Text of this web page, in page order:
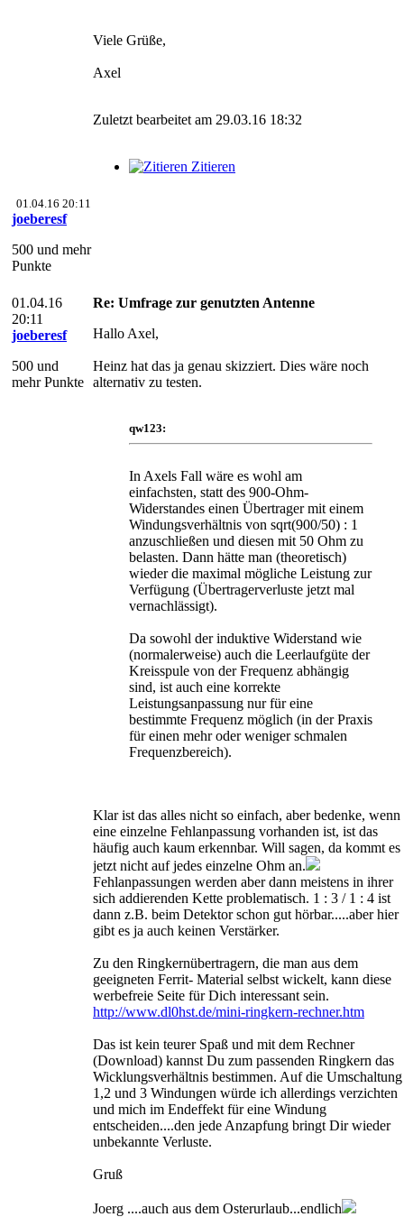
Viele Grüße,
Axel
Zuletzt bearbeitet am 29.03.16 18:32
Zitieren
01.04.16 20:11
joeberesf
500 und mehr
Punkte
01.04.16
20:11
joeberesf
500 und
mehr Punkte
Re: Umfrage zur genutzten Antenne
Hallo Axel,
Heinz hat das ja genau skizziert. Dies wäre noch
alternativ zu testen.
qw123:
In Axels Fall wäre es wohl am
einfachsten, statt des 900-Ohm-
Widerstandes einen Übertrager mit einem
Windungsverhältnis von sqrt(900/50) : 1
anzuschließen und diesen mit 50 Ohm zu
belasten. Dann hätte man (theoretisch)
wieder die maximal mögliche Leistung zur
Verfügung (Übertragerverluste jetzt mal
vernachlässigt).
Da sowohl der induktive Widerstand wie
(normalerweise) auch die Leerlaufgüte der
Kreisspule von der Frequenz abhängig
sind, ist auch eine korrekte
Leistungsanpassung nur für eine
bestimmte Frequenz möglich (in der Praxis
für einen mehr oder weniger schmalen
Frequenzbereich).
Klar ist das alles nicht so einfach, aber bedenke, wenn
eine einzelne Fehlanpassung vorhanden ist, ist das
häufig auch kaum erkennbar. Will sagen, da kommt es
jetzt nicht auf jedes einzelne Ohm an.
Fehlanpassungen werden aber dann meistens in ihrer
sich addierenden Kette problematisch. 1 : 3 / 1 : 4 ist
dann z.B. beim Detektor schon gut hörbar.....aber hier
gibt es ja auch keinen Verstärker.
Zu den Ringkernübertragern, die man aus dem
geeigneten Ferrit- Material selbst wickelt, kann diese
werbefreie Seite für Dich interessant sein.
http://www.dl0hst.de/mini-ringkern-rechner.htm
Das ist kein teurer Spaß und mit dem Rechner
(Download) kannst Du zum passenden Ringkern das
Wicklungsverhältnis bestimmen. Auf die Umschaltung
1,2 und 3 Windungen würde ich allerdings verzichten
und mich im Endeffekt für eine Windung
entscheiden....den jede Anzapfung bringt Dir wieder
unbekannte Verluste.
Gruß
Joerg ....auch aus dem Osterurlaub...endlich